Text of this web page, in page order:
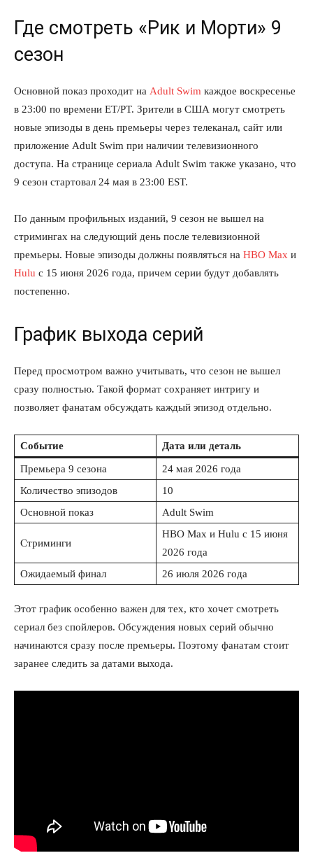
Где смотреть «Рик и Морти» 9
сезон
Основной показ проходит на Adult Swim каждое воскресенье
в 23:00 по времени ET/PT. Зрители в США могут смотреть
новые эпизоды в день премьеры через телеканал, сайт или
приложение Adult Swim при наличии телевизионного
доступа. На странице сериала Adult Swim также указано, что
9 сезон стартовал 24 мая в 23:00 EST.
По данным профильных изданий, 9 сезон не вышел на
стримингах на следующий день после телевизионной
премьеры. Новые эпизоды должны появляться на HBO Max и
Hulu с 15 июня 2026 года, причем серии будут добавлять
постепенно.
График выхода серий
Перед просмотром важно учитывать, что сезон не вышел
сразу полностью. Такой формат сохраняет интригу и
позволяет фанатам обсуждать каждый эпизод отдельно.
Событие Дата или деталь
Премьера 9 сезона
24 мая 2026 года
Количество эпизодов
10
Основной показ
Adult Swim
Стриминги
HBO Max и Hulu с 15 июня
2026 года
Ожидаемый финал
26 июля 2026 года
Этот график особенно важен для тех, кто хочет смотреть
сериал без спойлеров. Обсуждения новых серий обычно
начинаются сразу после премьеры. Поэтому фанатам стоит
заранее следить за датами выхода.